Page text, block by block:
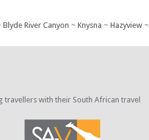
Blyde River Canyon ~ Knysna ~ Hazyview~
travellers with their South African travel